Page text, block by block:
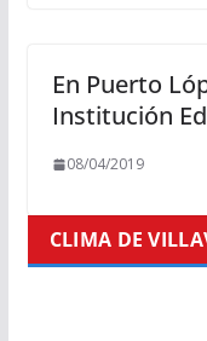
En Puerto
Institución
08/04/2019
CLIMA DE